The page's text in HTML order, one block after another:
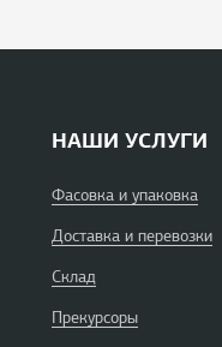
НАШИ УСЛУГИ
Фасовка и упаковка
Доставка и перевозки
Склад
Прекурсоры